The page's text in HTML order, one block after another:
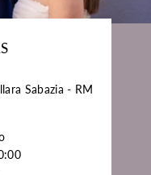
Sabazia - RM